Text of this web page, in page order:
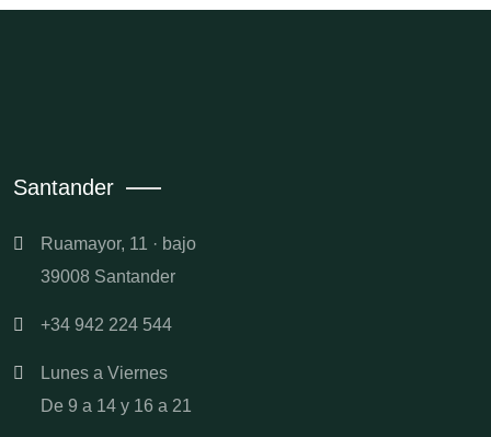
Santander
Ruamayor, 11 · bajo
39008 Santander
+34 942 224 544
Lunes a Viernes
De 9 a 14 y 16 a 21